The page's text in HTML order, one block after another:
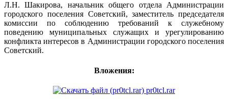
Л.Н. Шакирова, начальник общего отдела Администрации
городского поселения Советский, заместитель председателя
комиссии по соблюдению требований к служебному
поведению муниципальных служащих и урегулированию
конфликта интересов в Администрации городского поселения
Советский.
Вложения:
pr0tcl.rar